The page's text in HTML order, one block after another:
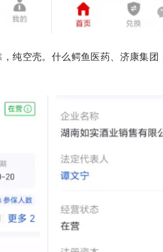
纯空壳。什么鳄鱼医药、济康集